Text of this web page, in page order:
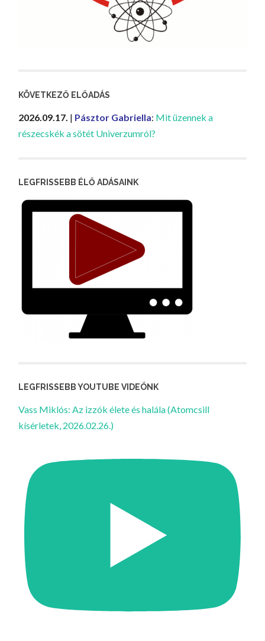
KÖVETKEZŐ ELŐADÁS
2026.09.17. | Pásztor Gabriella: Mit üzennek a
részecskék a sötét Univerzumról?
LEGFRISSEBB ÉLŐ ADÁSAINK
LEGFRISSEBB YOUTUBE VIDEÓNK
Vass Miklós: Az izzók élete és halála (Atomcsill
kísérletek, 2026.02.26.)